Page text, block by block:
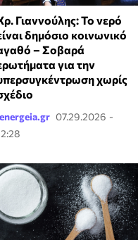
Γιαννούλης: Το νερό
δημόσιο κοινωνικό
– Σοβαρά
για την
χωρίς
07.29.2026 -